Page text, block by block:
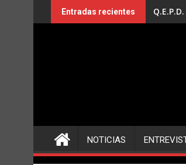
al
Entradas recientes
NOTICIAS